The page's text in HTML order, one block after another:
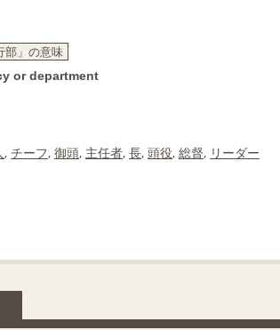
部」の意味
or department
, チーフ, 御頭, 主任者, 長, 頭役, 総督, リーダー